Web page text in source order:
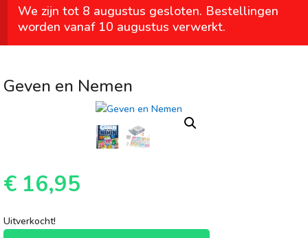
We zijn tot 8 augustus gesloten. Bestellingen
worden vanaf 10 augustus verwerkt.
Geven en Nemen
€ 16,95
Uitverkocht!